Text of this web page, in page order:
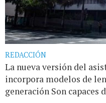
REDACCIÓN
La nueva versión del
incorpora modelos de
generación Son capaces